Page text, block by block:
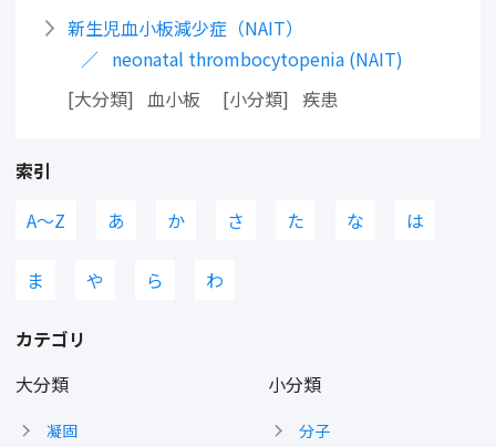
新生児血小板減少症（NAIT）
neonatal thrombocytopenia (NAIT)
大分類
血小板 小分類 疾患
索引
A〜Z
あ か さ た な は
ま や ら わ
カテゴリ
大分類
凝固
小分類
分子